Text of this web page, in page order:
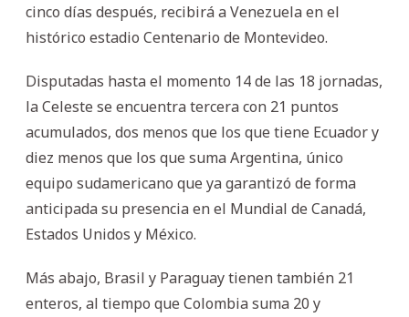
cinco días después, recibirá a Venezuela en el
histórico estadio Centenario de Montevideo.
Disputadas hasta el momento 14 de las 18 jornadas,
la Celeste se encuentra tercera con 21 puntos
acumulados, dos menos que los que tiene Ecuador y
diez menos que los que suma Argentina, único
equipo sudamericano que ya garantizó de forma
anticipada su presencia en el Mundial de Canadá,
Estados Unidos y México.
Más abajo, Brasil y Paraguay tienen también 21
enteros, al tiempo que Colombia suma 20 y